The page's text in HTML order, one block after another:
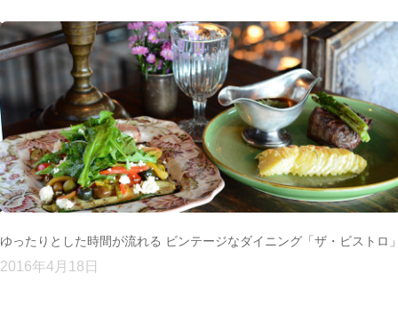
ゆったりとした時間が流れる ビンテージなダイニング「ザ・ビストロ
2016年4月18日